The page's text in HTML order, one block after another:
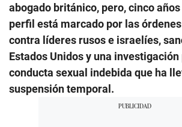
abogado británico, pero, cinco
perfil está marcado por las
contra líderes rusos e israelíes,
Estados Unidos y una
conducta sexual indebida que ha
suspensión temporal.